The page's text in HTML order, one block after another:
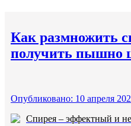
Как размножить
получить пышно
Опубликовано: 10 апреля
Спирея – эффектный и